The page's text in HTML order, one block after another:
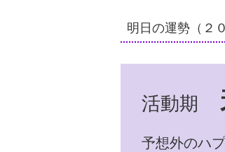
明日の運勢 （２
活動期
予想外のハ